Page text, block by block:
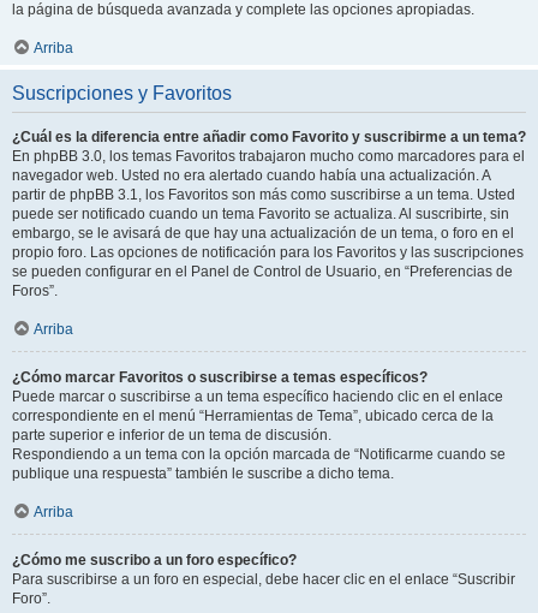
la página de búsqueda avanzada y complete las opciones apropiadas.
Arriba
Suscripciones y Favoritos
¿Cuál es la diferencia entre añadir como Favorito y suscribirme a un tema?
En phpBB 3.0, los temas Favoritos trabajaron mucho como marcadores para el
navegador web. Usted no era alertado cuando había una actualización. A
partir de phpBB 3.1, los Favoritos son más como suscribirse a un tema. Usted
puede ser notificado cuando un tema Favorito se actualiza. Al suscribirte, sin
embargo, se le avisará de que hay una actualización de un tema, o foro en el
propio foro. Las opciones de notificación para los Favoritos y las suscripciones
se pueden configurar en el Panel de Control de Usuario, en “Preferencias de
Foros”.
Arriba
¿Cómo marcar Favoritos o suscribirse a temas específicos?
Puede marcar o suscribirse a un tema específico haciendo clic en el enlace
correspondiente en el menú “Herramientas de Tema”, ubicado cerca de la
parte superior e inferior de un tema de discusión.
Respondiendo a un tema con la opción marcada de “Notificarme cuando se
publique una respuesta” también le suscribe a dicho tema.
Arriba
¿Cómo me suscribo a un foro específico?
Para suscribirse a un foro en especial, debe hacer clic en el enlace “Suscribir
Foro”.